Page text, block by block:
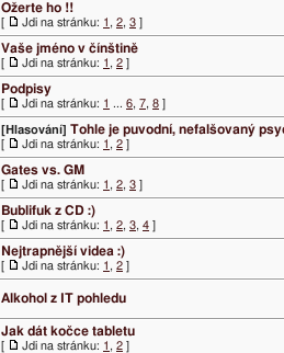
Ožerte ho !!
[ Jdi na stránku: 1 , 2, 3 ]
Vaše jméno v čínštině
[ Jdi na stránku: 1 , 2 ]
Podpisy
[ Jdi na stránku: 1 ... 6, 7, 8 ]
[Hlasování] Tohle je puvodní, nefalšovaný
[ Jdi na stránku: 1 , 2 ]
Gates vs. GM
[ Jdi na stránku: 1 , 2, 3 ]
Bublifuk z CD :)
[ Jdi na stránku: 1 , 2, 3, 4 ]
Nejtrapnější videa :)
[ Jdi na stránku: 1 , 2 ]
Alkohol z IT pohledu
Jak dát kočce tabletu
[ Jdi na stránku: 1 , 2 ]